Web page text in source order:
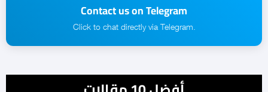
Contact us on Telegram
.Click to chat directly via Telegram